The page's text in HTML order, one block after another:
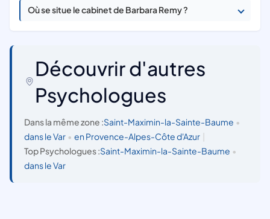
Où se situe le cabinet de Barbara Remy ?
Découvrir d'autres
Psychologues
Dans la même zone :Saint-Maximin-la-Sainte-Baume •
dans le Var • en Provence-Alpes-Côte d'Azur
Top Psychologues :Saint-Maximin-la-Sainte-Baume •
dans le Var